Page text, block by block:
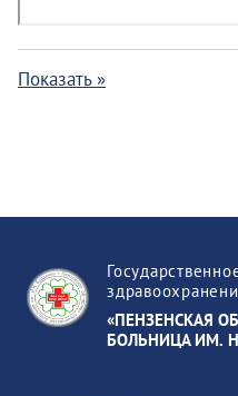
Показать »
«ПЕНЗЕНСКАЯ
БОЛЬНИЦА ИМ.